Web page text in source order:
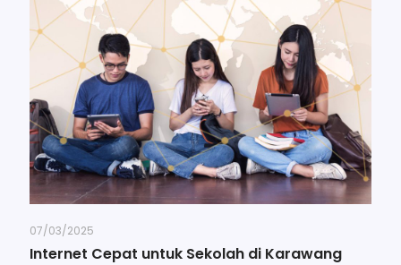
07/03/2025
Internet Cepat untuk Sekolah di Karawang